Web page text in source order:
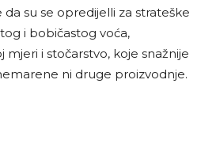
da su se opredijelli za strateške
i bobičastog voća,
i stočarstvo, koje snažnije
ni druge proizvodnje.